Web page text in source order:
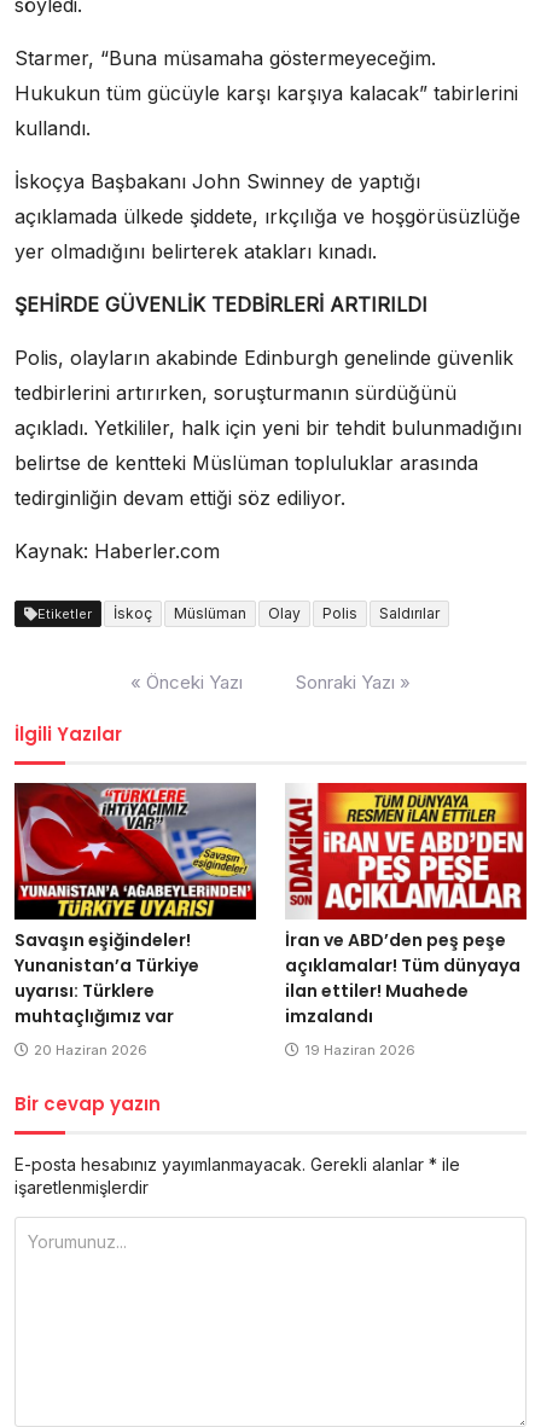
Starmer, “Buna müsamaha göstermeyeceğim.
Hukukun tüm gücüyle karşı karşıya kalacak” tabirlerini
kullandı.
İskoçya Başbakanı John Swinney de yaptığı
açıklamada ülkede şiddete, ırkçılığa ve hoşgörüsüzlüğe
yer olmadığını belirterek atakları kınadı.
ŞEHİRDE GÜVENLİK TEDBİRLERİ ARTIRILDI
Polis, olayların akabinde Edinburgh genelinde güvenlik
tedbirlerini artırırken, soruşturmanın sürdüğünü
açıkladı. Yetkililer, halk için yeni bir tehdit bulunmadığını
belirtse de kentteki Müslüman topluluklar arasında
tedirginliğin devam ettiği söz ediliyor.
Kaynak: Haberler.com
Etiketler İskoç Müslüman Olay Polis Saldırılar
« Önceki Yazı Sonraki Yazı »
İlgili Yazılar
Savaşın eşiğindeler!
Yunanistan’a Türkiye
uyarısı: Türklere
muhtaçlığımız var
20 Haziran 2026
İran ve ABD’den peş peşe
açıklamalar! Tüm dünyaya
ilan ettiler! Muahede
imzalandı
19 Haziran 2026
Bir cevap yazın
E-posta hesabınız yayımlanmayacak. Gerekli alanlar * ile
işaretlenmişlerdir